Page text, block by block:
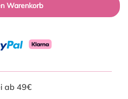
Warenkorb
ab 49€